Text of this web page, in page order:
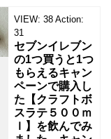
VIEW: 38 Action:
31
セブンイレブン
の1つ買うと1つ
もらえるキャン
ペーンで購入し
た【クラフトボ
スラテ５００ｍ
ｌ】を飲んでみ